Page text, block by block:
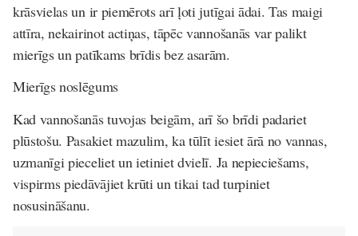
krāsvielas un ir piemērots arī ļoti jutīgai ādai. Tas maigi
attīra, nekairinot actiņas, tāpēc vannošanās var palikt
mierīgs un patīkams brīdis bez asarām.
Mierīgs noslēgums
Kad vannošanās tuvojas beigām, arī šo brīdi padariet
plūstošu. Pasakiet mazulim, ka tūlīt iesiet ārā no vannas,
uzmanīgi pieceliet un ietiniet dvielī. Ja nepieciešams,
vispirms piedāvājiet krūti un tikai tad turpiniet
nosusināšanu.